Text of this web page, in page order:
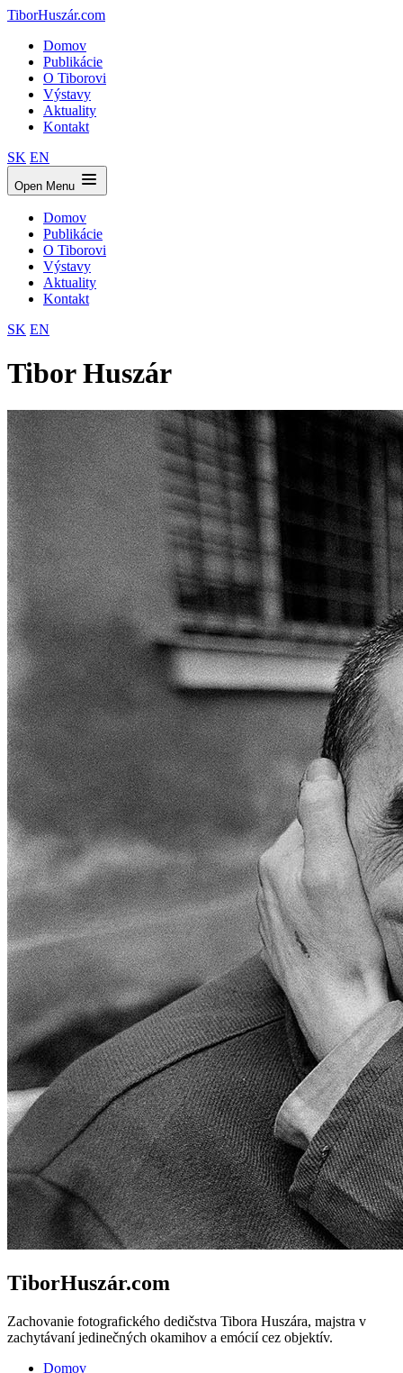
TiborHuszár.com
Domov
Publikácie
O Tiborovi
Výstavy
Aktuality
Kontakt
SK EN
Open Menu
Domov
Publikácie
O Tiborovi
Výstavy
Aktuality
Kontakt
SK EN
Tibor Huszár
TiborHuszár.com
Zachovanie fotografického dedičstva Tibora Huszára, majstra v
zachytávaní jedinečných okamihov a emócií cez objektív.
Domov